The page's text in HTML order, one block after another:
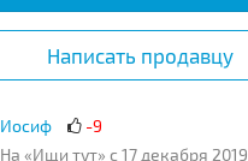
Написать продавцу
Иосиф
-9
На «Ищи тут» с 17 декабря 2019